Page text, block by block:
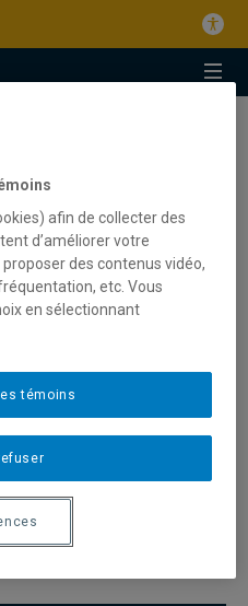
à ce questionnaire et de le
destinées aux :
de les sensibiliser sur
afin de collecter des
d’améliorer votre
des contenus vidéo,
etc. Vous
en sélectionnant
témoins